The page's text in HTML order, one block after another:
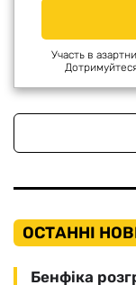
Участь в
ОСТАННІ
Бенфіка